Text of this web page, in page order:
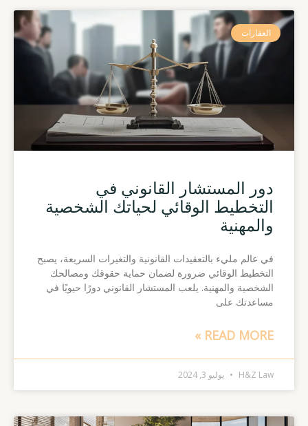
العقارات
دور المستشار القانوني في
التخطيط الوقائي لحياتك الشخصية
والمهنية
في عالم مليء بالتعقيدات القانونية والتغيرات السريعة، يصبح
التخطيط الوقائي ضرورة لضمان حماية حقوقك ومصالحك
الشخصية والمهنية. يلعب المستشار القانوني دورًا حيويًا في
مساعدتك على
READ MORE »
H&Z Law يوليو 3, 2024